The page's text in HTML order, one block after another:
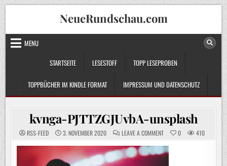
Skip
to
content
NeueRundschau.com
MENU
STARTSEITE
LESESTOFF TOPP LESEPROBEN
TOPPBÜCHER IM KINDLE FORMAT IMPRESSUM UND DATENSCHUTZ
kvnga-PJTTZGJUvbA-unsplash
RSS-FEED 3. NOVEMBER 2020 LEAVE A COMMENTON
KVNGA-
PJTTZGJUVBA-
UNSPLASH
0 410